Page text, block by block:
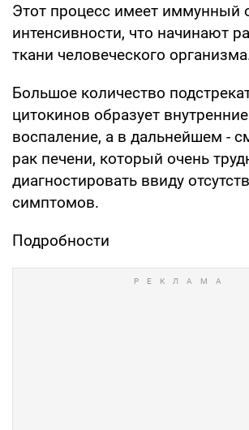
Этот процесс имеет иммунный
интенсивности, что начинают
ткани человеческого
Большое количество
цитокинов образует
воспаление, а в дальнейшем -
рак печени, который очень
диагностировать ввиду
симптомов.
Подробности